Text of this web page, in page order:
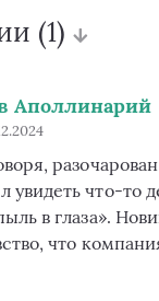
(1)
Аполлинарий
увидеть что-то
в глаза».
что